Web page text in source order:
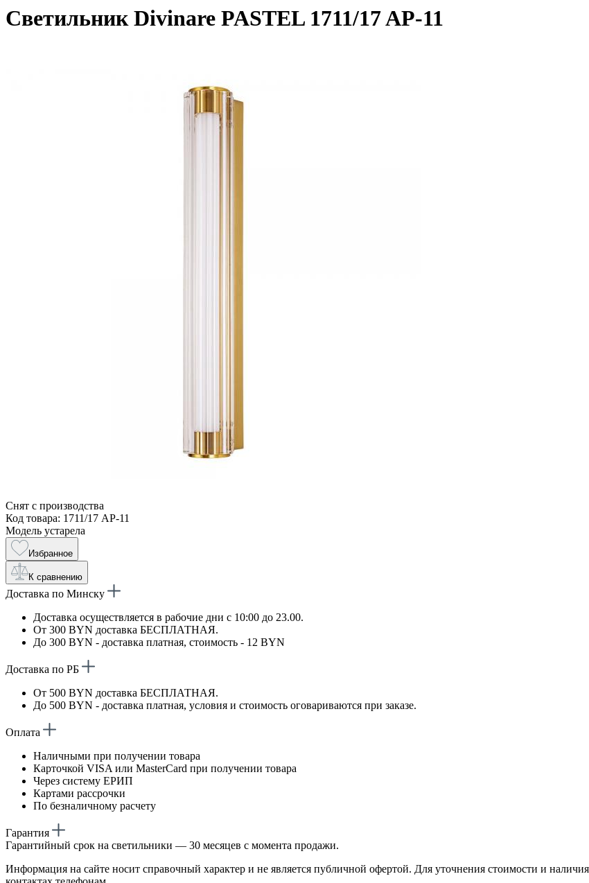
Светильник Divinare PASTEL 1711/17 AP-11
Снят с производства
Код товара: 1711/17 AP-11
Модель устарела
Избранное
К сравнению
Доставка по Минску
Доставка осуществляется в рабочие дни с 10:00 до 23.00.
От 300 BYN доставка БЕСПЛАТНАЯ.
До 300 BYN - доставка платная, стоимость - 12 BYN
Доставка по РБ
От 500 BYN доставка БЕСПЛАТНАЯ.
До 500 BYN - доставка платная, условия и стоимость оговариваются при заказе.
Оплата
Наличными при получении товара
Карточкой VISA или MasterCard при получении товара
Через систему ЕРИП
Картами рассрочки
По безналичному расчету
Гарантия
Гарантийный срок на светильники — 30 месяцев с момента продажи.
Информация на сайте носит справочный характер и не является публичной офертой. Для уточнения стоимости и